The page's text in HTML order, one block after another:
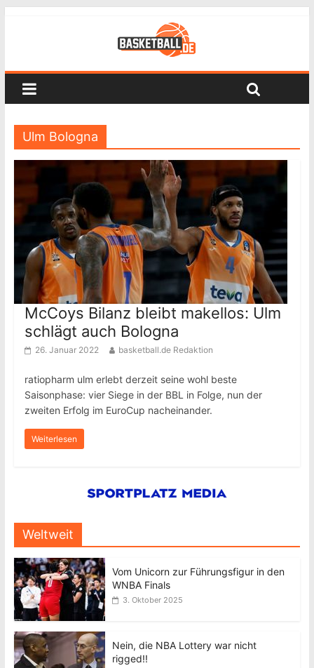
Ulm Bologna
McCoys Bilanz bleibt makellos: Ulm
schlägt auch Bologna
26. Januar 2022 basketball.de Redaktion
ratiopharm ulm erlebt derzeit seine wohl beste
Saisonphase: vier Siege in der BBL in Folge, nun der
zweiten Erfolg im EuroCup nacheinander.
Weiterlesen
Weltweit
Vom Unicorn zur Führungsfigur in den
WNBA Finals
3. Oktober 2025
Nein, die NBA Lottery war nicht
rigged!!